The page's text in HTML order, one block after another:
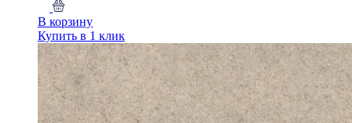
В корзину
Купить в 1 клик